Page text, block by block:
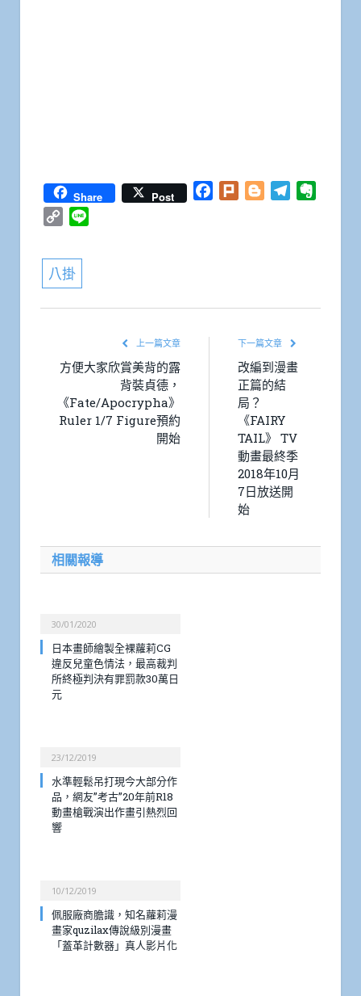
Share Post Facebook
Plurk BloggerTelegram
Copy
八掛
上一篇文章
方便大家欣賞美背的露
背裝貞德，
《Fate/Apocrypha》
Ruler 1/7 Figure預約
開始
下一篇文章
改編到漫畫
正篇的結
局？
《FAIRY
TAIL》 TV
動畫最終季
2018年10月
7日放送開
始
相關報導
30/01/2020
日本畫師繪製全裸蘿莉CG
違反兒童色情法，最高裁判
所終極判決有罪罰款30萬日
元
23/12/2019
水準輕鬆吊打現今大部分作
品，網友”考古”20年前R18
動畫槍戰演出作畫引熱烈回
響
10/12/2019
佩服廠商膽識，知名蘿莉漫
畫家quzilax傳說級別漫畫
「蓋革計數器」真人影片化